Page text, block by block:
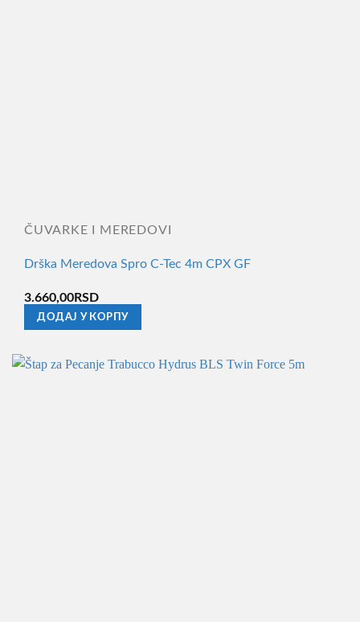
ČUVARKE I MEREDOVI
Drška Meredova Spro C-Tec 4m CPX GF
3.660,00RSD
ДОДАЈ У КОРПУ